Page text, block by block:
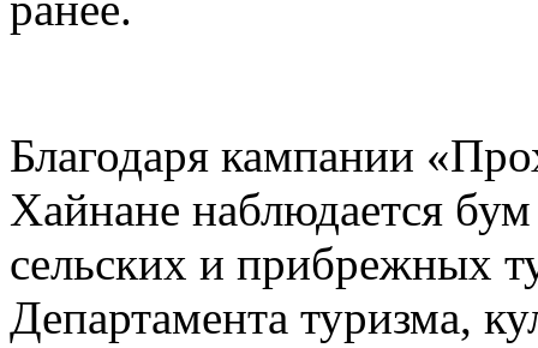
Благодаря кампании
Хайнане наблюдается
сельских и прибрежных
Департамента туризма,